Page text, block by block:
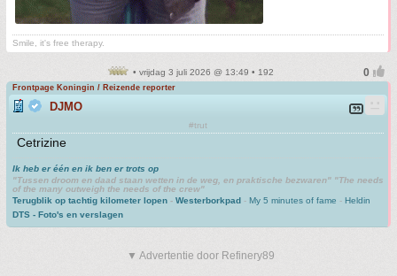
Smile, it's free therapy.
• vrijdag 3 juli 2026 @ 13:49 • 192
Frontpage Koningin / Reizende reporter
DJMO
#trut
Cetrizine
Ik heb er één en ik ben er trots op
"Tussen droom en daad staan wetten in de weg, en praktische bezwaren" "The needs
of the many outweigh the needs of the crew"
Terugblik op tachtig kilometer lopen - Westerborkpad - My 5 minutes of fame - Heldin
DTS - Foto's en verslagen
▼ Advertentie door Refinery89